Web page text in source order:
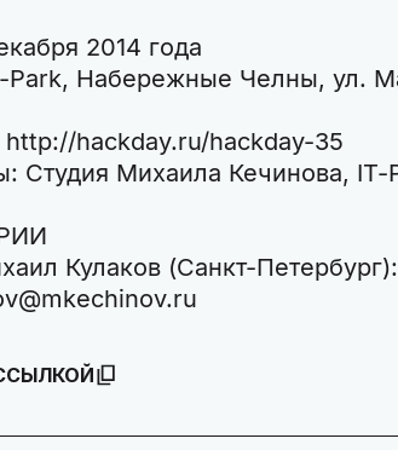
2014 года
Набережные Челны, ул.
http://hackday.ru/hackday-35
Студия Михаила Кечинова,
Кулаков (Санкт-